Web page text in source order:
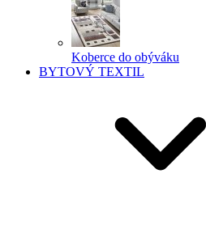
Koberce do obýváku
BYTOVÝ TEXTIL